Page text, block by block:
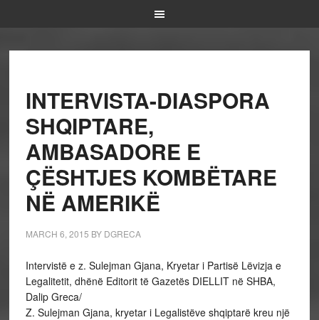
INTERVISTA-DIASPORA
SHQIPTARE,
AMBASADORE E
ÇËSHTJES KOMBËTARE
NË AMERIKË
MARCH 6, 2015 BY DGRECA
Intervistë e z. Sulejman Gjana, Kryetar i Partisë Lëvizja e
Legalitetit, dhënë Editorit të Gazetës DIELLIT në SHBA,
Dalip Greca/
Z. Sulejman Gjana, kryetar i Legalistëve shqiptarë kreu një